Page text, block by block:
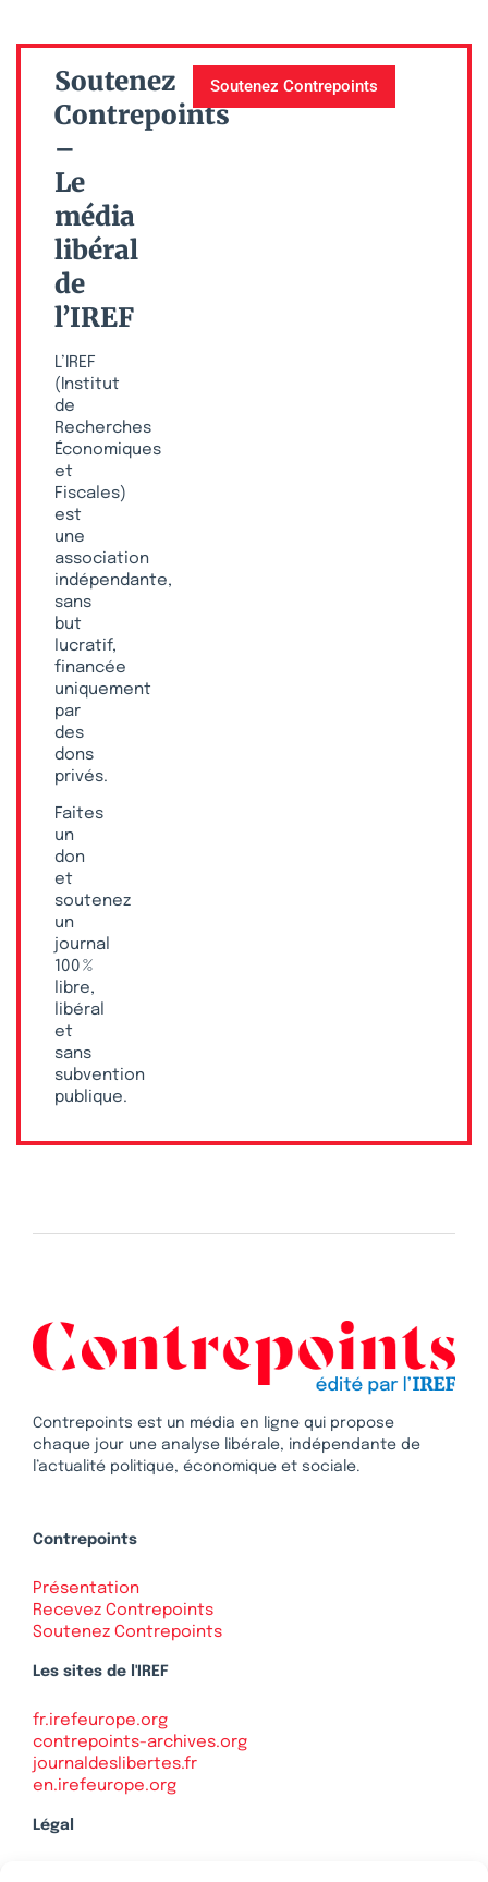
Soutenez
Contrepoints
–
Le
média
libéral
de
l’IREF
L’IREF
(Institut
de
Recherches
Économiques
et
Fiscales)
est
une
association
indépendante,
sans
but
lucratif,
financée
uniquement
par
des
dons
privés.
Faites
un
don
et
soutenez
un
journal
100 %
libre,
libéral
et
sans
subvention
publique.
Soutenez Contrepoints
Contrepoints est un média en ligne qui propose
chaque jour une analyse libérale, indépendante de
l’actualité politique, économique et sociale.
Contrepoints
Présentation
Recevez Contrepoints
Soutenez Contrepoints
Les sites de l'IREF
fr.irefeurope.org
contrepoints-archives.org
journaldeslibertes.fr
en.irefeurope.org
Légal